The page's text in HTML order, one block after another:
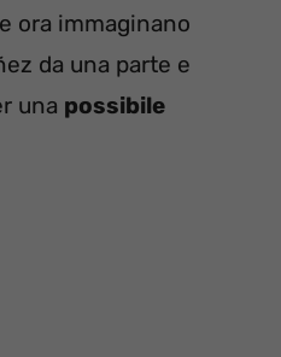
ora immaginano
da una parte e
una possibile